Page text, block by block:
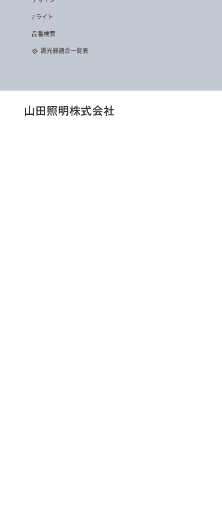
Zライト
品番検索
調光器適合一覧表